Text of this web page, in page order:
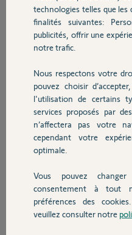
Sécurité
Domotique
Chauffage
Autres produits
Devis avec un pro
Contact
Joël L.
il y a environ 2 mois
Réponses
Bonjour Joël,
Pouvez-vous être plus précis
Bonne journée.
Morgan F. il y a
technologies telles que
finalités suivantes:
publicités, offrir une
notre trafic.
Nous respectons votre
pouvez choisir
l'utilisation de certains
services proposés par
n’affectera pas votre
cependant votre
optimale.
Vous pouvez
consentement à tout
préférences des
veuillez consulter notre